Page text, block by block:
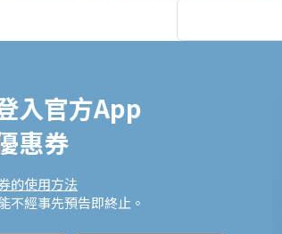
入官方App
惠券
的使用方法
不經事先預告即終止。